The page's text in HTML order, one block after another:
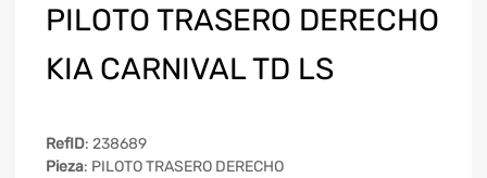
PILOTO TRASERO DERECHO
KIA CARNIVAL TD LS
RefID: 238689
Pieza: PILOTO TRASERO DERECHO